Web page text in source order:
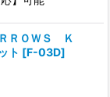
ＲＯＷＳ Ｋ
ト [F-03D]